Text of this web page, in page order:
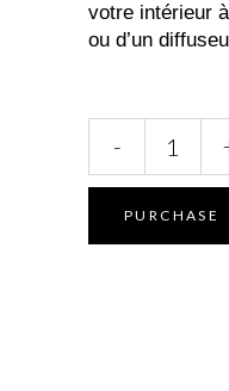
votre intérieur
ou d’un
diffusion
verveine
quantity
-
PURCHASE